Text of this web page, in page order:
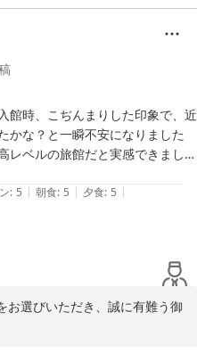
是非ご堪能下さいませ。
館時、こぢんまりした印象で、近
かな？と一瞬不安になりました
レベルの旅館だと実感できまし
フォーム、改造したのか、どこ
そしてフロントから仲居さんま
に本格的な人間味のある旅がで
も盛夏の時期に関わらず心地よ
た。料理も旬の素材をしっかり
美味しくいただきました。また部
行くのに楽でした。失礼ながら、
で、とにかく落ち着いて滞在でき
: 5 | 朝食: 5 | 夕食: 5 |
お選びいただき、誠に有難う御